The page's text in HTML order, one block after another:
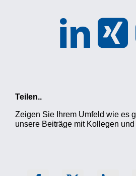
Teilen..
Zeigen Sie Ihrem Umfeld wie es
unsere Beiträge mit Kollegen